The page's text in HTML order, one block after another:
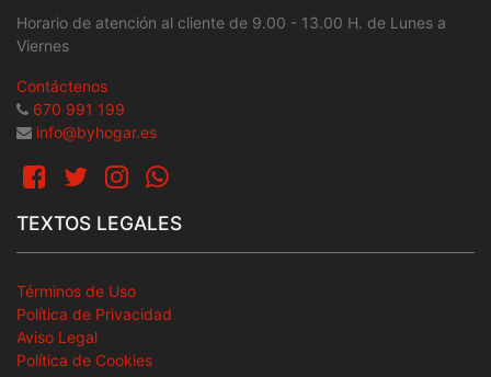
Horario de atención al cliente de 9.00 - 13.00 H. de Lunes a
Viernes
Contáctenos
670 991 199
info@byhogar.es
TEXTOS LEGALES
Términos de Uso
Política de Privacidad
Aviso Legal
Política de Cookies